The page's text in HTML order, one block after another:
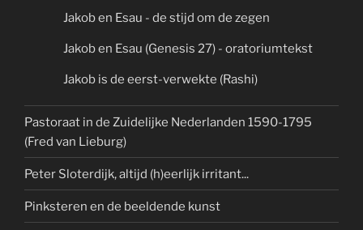
Jakob en Esau - de stijd om de zegen
Jakob en Esau (Genesis 27) - oratoriumtekst
Jakob is de eerst-verwekte (Rashi)
Pastoraat in de Zuidelijke Nederlanden 1590-1795
(Fred van Lieburg)
Peter Sloterdijk, altijd (h)eerlijk irritant...
Pinksteren en de beeldende kunst